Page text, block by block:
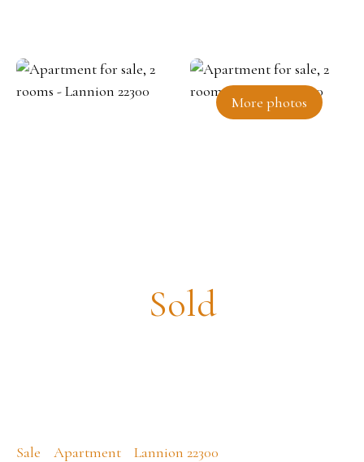
More photos
Sold
Sale Apartment
Lannion 22300